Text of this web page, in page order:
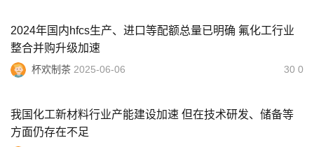
2024年国内hfcs生产、进口等配额总量已明确 氟化工行业
整合并购升级加速
杯欢制茶 2025-06-06 30 0
我国化工新材料行业产能建设加速 但在技术研发、储备等
方面仍存在不足